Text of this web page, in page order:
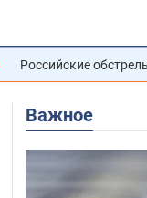
Российские
Важное